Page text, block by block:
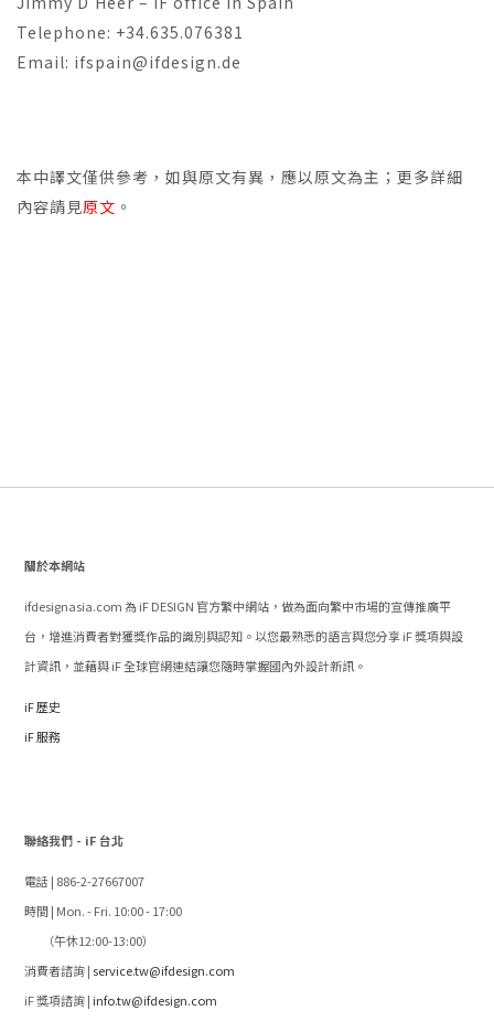
Telephone: +34.635.076381
Email: ifspain@ifdesign.de
本中譯文僅供參考，如與原文有異，應以原文為主；更多詳細
內容請見原文 。
關於本網站
ifdesignasia.com 為 iF DESIGN 官方繁中網站，做為面向繁中市場的宣傳推廣平
台，增進消費者對獲獎作品的識別與認知。以您最熟悉的語言與您分享 iF 獎項與設
計資訊，並藉與 iF 全球官網連結讓您隨時掌握國內外設計新訊。
iF 歷史
iF 服務
聯絡我們 - iF 台北
電話 | 886-2-27667007
時間 | Mon. - Fri. 10:00 - 17:00
（午休12:00-13:00）
消費者諮詢 | service.tw@ifdesign.com
iF 獎項諮詢 | info.tw@ifdesign.com